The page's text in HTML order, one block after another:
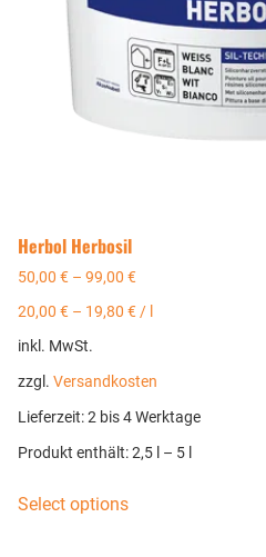
Herbol Herbosil
50,00 € – 99,00 €
20,00 € – 19,80 € /
inkl. MwSt.
zzgl. Versandkosten
Lieferzeit:2 bis 4 Werktage
Produkt enthält: 2,5 l – 5 l
Select options